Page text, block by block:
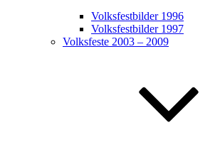
Volksfestbilder 1996
Volksfestbilder 1997
Volksfeste 2003 – 2009